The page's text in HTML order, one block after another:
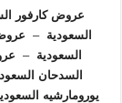
عروض كارفور
السعودية –
السعودية –
السدحان
يورومارشيه